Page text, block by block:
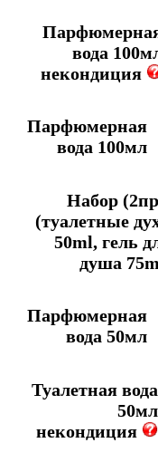
вода
некондиция
Парфюмерная
вода 100мл
Набор
(туалетные
50ml, гель
душа
Парфюмерная
вода 50мл
Туалетная вода
50мл
некондиция